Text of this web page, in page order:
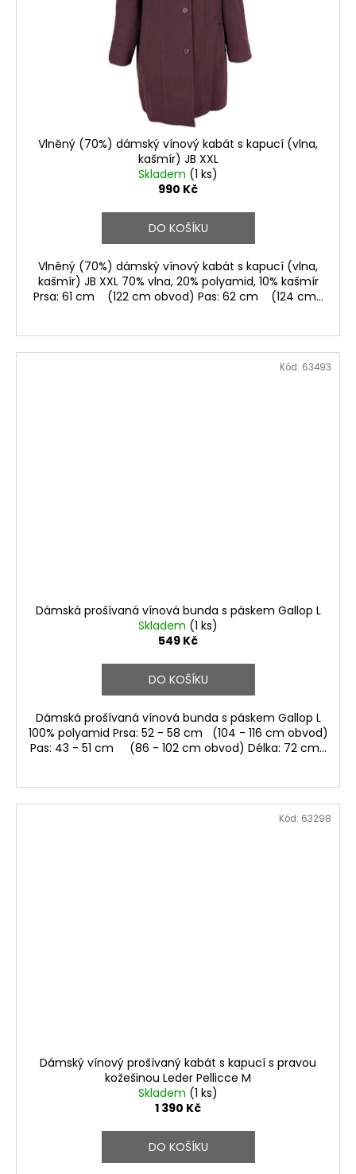
Vlněný (70%) dámský vínový kabát s kapucí (vlna,
kašmír) JB XXL
Skladem (1 ks)
990 Kč
DO KOŠÍKU
Vlněný (70%) dámský vínový kabát s kapucí (vlna,
kašmír) JB XXL 70% vlna, 20% polyamid, 10% kašmír
Prsa: 61 cm (122 cm obvod) Pas: 62 cm (124 cm...
Dámská prošívaná vínová bunda s páskem Gallop L
Skladem (1 ks)
549 Kč
DO KOŠÍKU
Dámská prošívaná vínová bunda s páskem Gallop L
100% polyamid Prsa: 52 - 58 cm (104 - 116 cm obvod)
Pas: 43 - 51 cm (86 - 102 cm obvod) Délka: 72 cm...
Kód: 63493
Dámský vínový prošívaný kabát s kapucí s pravou
kožešinou Leder Pellicce M
Skladem (1 ks)
1 390 Kč
DO KOŠÍKU
Kód: 63298